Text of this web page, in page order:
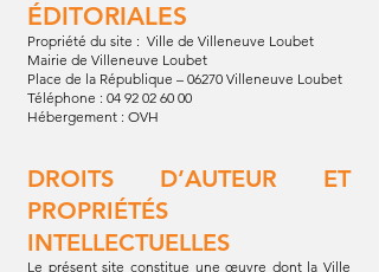
ÉDITORIALES
Propriété du site : Ville de Villeneuve Loubet
Mairie de Villeneuve Loubet
Place de la République – 06270 Villeneuve Loubet
Téléphone : 04 92 02 60 00
Hébergement : OVH
DROITS D’AUTEUR ET
PROPRIÉTÉS
INTELLECTUELLES
Le présent site constitue une œuvre dont la Ville